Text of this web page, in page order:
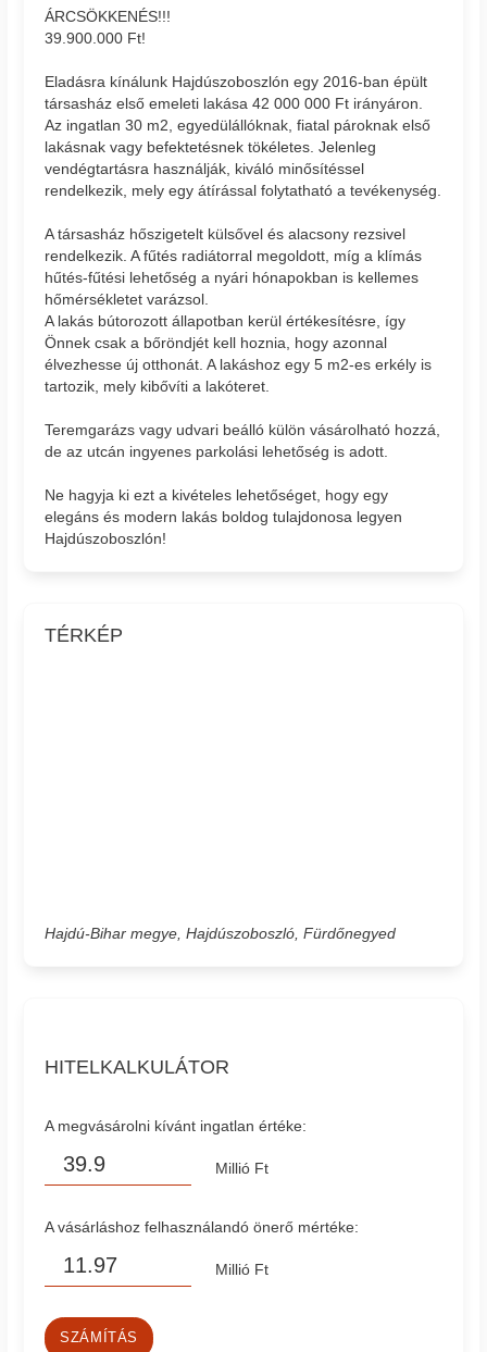
ÁRCSÖKKENÉS!!!
39.900.000 Ft!
Eladásra kínálunk Hajdúszoboszlón egy 2016-ban épült
társasház első emeleti lakása 42 000 000 Ft irányáron.
Az ingatlan 30 m2, egyedülállóknak, fiatal pároknak első
lakásnak vagy befektetésnek tökéletes. Jelenleg
vendégtartásra használják, kiváló minősítéssel
rendelkezik, mely egy átírással folytatható a tevékenység.
A társasház hőszigetelt külsővel és alacsony rezsivel
rendelkezik. A fűtés radiátorral megoldott, míg a klímás
hűtés-fűtési lehetőség a nyári hónapokban is kellemes
hőmérsékletet varázsol.
A lakás bútorozott állapotban kerül értékesítésre, így
Önnek csak a bőröndjét kell hoznia, hogy azonnal
élvezhesse új otthonát. A lakáshoz egy 5 m2-es erkély is
tartozik, mely kibővíti a lakóteret.
Teremgarázs vagy udvari beálló külön vásárolható hozzá,
de az utcán ingyenes parkolási lehetőség is adott.
Ne hagyja ki ezt a kivételes lehetőséget, hogy egy
elegáns és modern lakás boldog tulajdonosa legyen
Hajdúszoboszlón!
TÉRKÉP
Hajdú-Bihar megye, Hajdúszoboszló, Fürdőnegyed
HITELKALKULÁTOR
A megvásárolni kívánt ingatlan értéke:
Millió Ft
A vásárláshoz felhasználandó önerő mértéke:
Millió Ft
SZÁMÍTÁS